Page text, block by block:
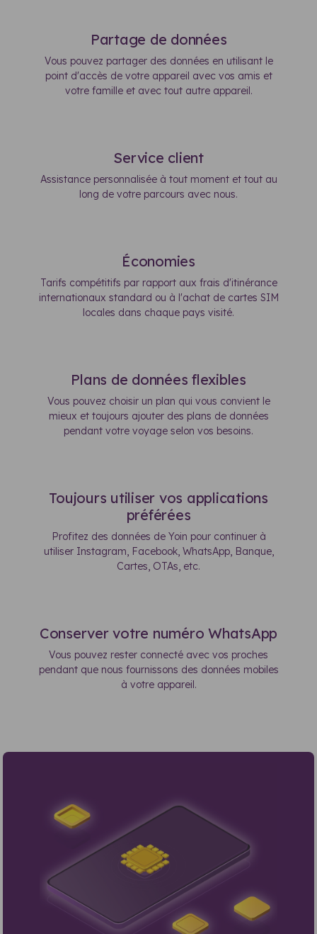
Partage de données
Vous pouvez partager des données en utilisant le
point d'accès de votre appareil avec vos amis et
votre famille et avec tout autre appareil.
Service client
Assistance personnalisée à tout moment et tout au
long de votre parcours avec nous.
Économies
Tarifs compétitifs par rapport aux frais d'itinérance
internationaux standard ou à l'achat de cartes SIM
locales dans chaque pays visité.
Plans de données flexibles
Vous pouvez choisir un plan qui vous convient le
mieux et toujours ajouter des plans de données
pendant votre voyage selon vos besoins.
Toujours utiliser vos applications
préférées
Profitez des données de Yoin pour continuer à
utiliser Instagram, Facebook, WhatsApp, Banque,
Cartes, OTAs, etc.
Conserver votre numéro WhatsApp
Vous pouvez rester connecté avec vos proches
pendant que nous fournissons des données mobiles
à votre appareil.